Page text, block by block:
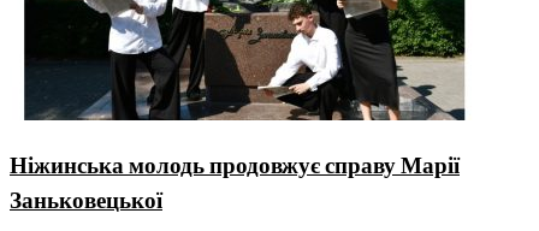
Ніжинська молодь продовжує справу Марії
Заньковецької